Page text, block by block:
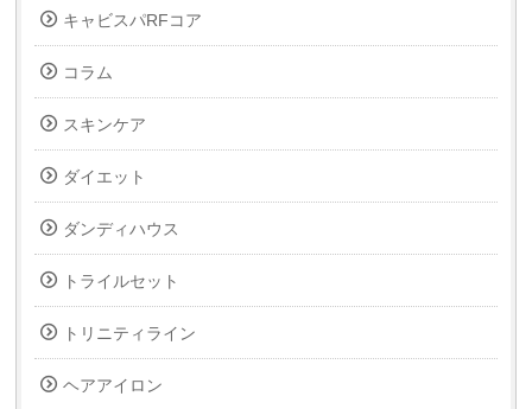
キャビスパRFコア
コラム
スキンケア
ダイエット
ダンディハウス
トライルセット
トリニティライン
ヘアアイロン